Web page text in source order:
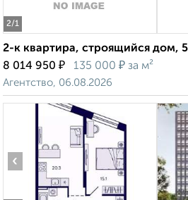
2/1
2-к квартира, строящийся дом,
8 014 950 ₽ 135 000 ₽ за м²
Агентство, 06.08.2026
‹